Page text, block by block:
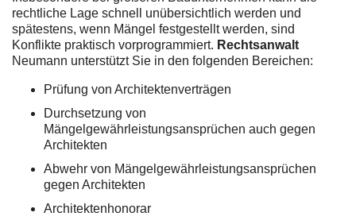
rechtliche Lage schnell unübersichtlich werden und
spätestens, wenn Mängel festgestellt werden, sind
Konflikte praktisch vorprogrammiert. Rechtsanwalt
Neumann unterstützt Sie in den folgenden Bereichen:
Prüfung von Architektenverträgen
Durchsetzung von
Mängelgewährleistungsansprüchen auch gegen
Architekten
Abwehr von Mängelgewährleistungsansprüchen
gegen Architekten
Architektenhonorar